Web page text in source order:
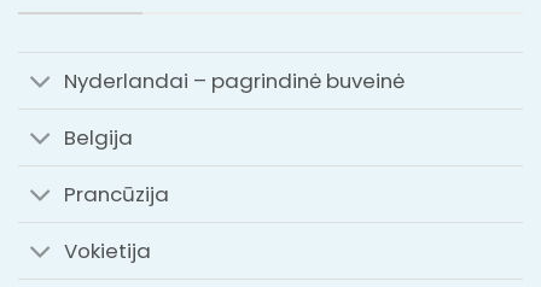
Nyderlandai – pagrindinė buveinė
Belgija
Prancūzija
Vokietija